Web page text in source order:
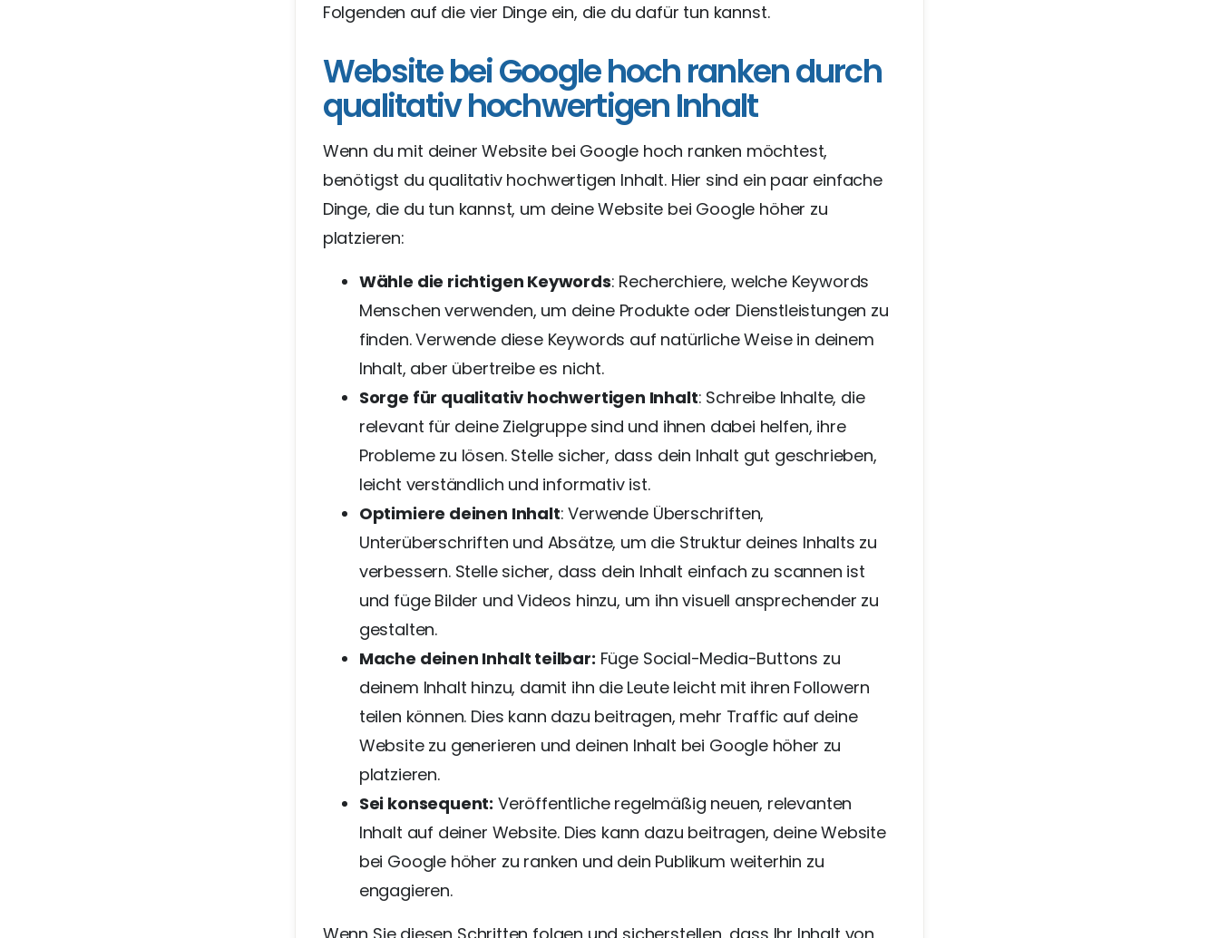
Folgenden auf die vier Dinge ein, die du dafür tun kannst.
Website bei Google hoch ranken durch
qualitativ hochwertigen Inhalt
Wenn du mit deiner Website bei Google hoch ranken möchtest,
benötigst du qualitativ hochwertigen Inhalt. Hier sind ein paar einfache
Dinge, die du tun kannst, um deine Website bei Google höher zu
platzieren:
Wähle die richtigen Keywords: Recherchiere, welche Keywords
Menschen verwenden, um deine Produkte oder Dienstleistungen zu
finden. Verwende diese Keywords auf natürliche Weise in deinem
Inhalt, aber übertreibe es nicht.
Sorge für qualitativ hochwertigen Inhalt: Schreibe Inhalte, die
relevant für deine Zielgruppe sind und ihnen dabei helfen, ihre
Probleme zu lösen. Stelle sicher, dass dein Inhalt gut geschrieben,
leicht verständlich und informativ ist.
Optimiere deinen Inhalt: Verwende Überschriften,
Unterüberschriften und Absätze, um die Struktur deines Inhalts zu
verbessern. Stelle sicher, dass dein Inhalt einfach zu scannen ist
und füge Bilder und Videos hinzu, um ihn visuell ansprechender zu
gestalten.
Mache deinen Inhalt teilbar: Füge Social-Media-Buttons zu
deinem Inhalt hinzu, damit ihn die Leute leicht mit ihren Followern
teilen können. Dies kann dazu beitragen, mehr Traffic auf deine
Website zu generieren und deinen Inhalt bei Google höher zu
platzieren.
Sei konsequent: Veröffentliche regelmäßig neuen, relevanten
Inhalt auf deiner Website. Dies kann dazu beitragen, deine Website
bei Google höher zu ranken und dein Publikum weiterhin zu
engagieren.